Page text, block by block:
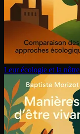
Leur écologie et la nôtre